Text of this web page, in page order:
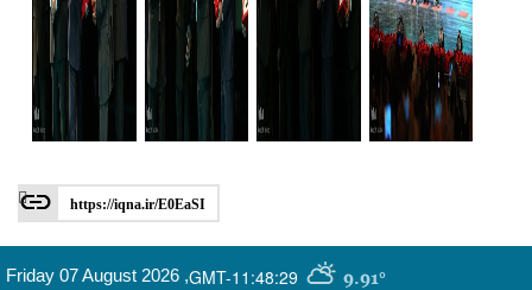
https://iqna.ir/E0EaSI
GMT-11:48:29 9.91°
Friday 07 August 2026 ,